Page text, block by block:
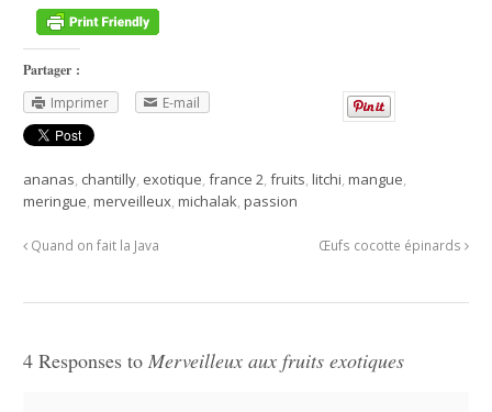
Partager :
Imprimer
E-mail
ananas chantilly exotique ,france 2 ,fruits ,litchi ,mangue
meringue ,merveilleux ,michalak ,passion
Quand on fait la Java Œufs cocotte épinards
4 Responses to Merveilleux aux fruits exotiques